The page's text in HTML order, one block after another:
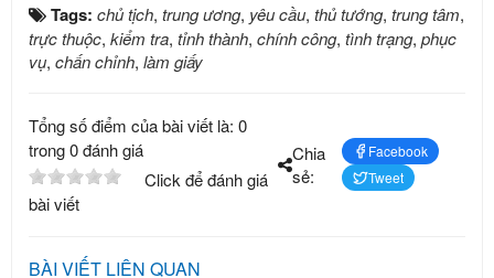
Tags: chủ tịch, trung ương, yêu cầu, thủ tướng, trung tâm,
trực thuộc, kiểm tra, tỉnh thành, chính công, tình trạng, phục
vụ, chấn chỉnh, làm giấy
Tổng số điểm của bài viết là: 0
trong 0 đánh giá
Click để đánh giá
bài viết
Chia
sẻ:
Facebook
Tweet
BÀI VIẾT LIÊN QUAN